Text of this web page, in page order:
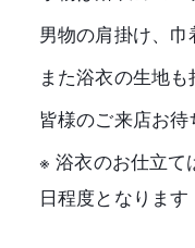
男物の肩掛け、巾
また浴衣の生地
皆様のご来店お待
※ 浴衣のお仕立て
日程度となります